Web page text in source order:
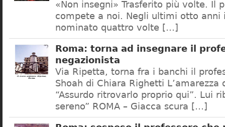
«Non insegni» Trasferito più volte. Il
compete a noi. Negli ultimi otto anni
nominato quattro volte […]
Roma: torna ad insegnare il
negazionista
Via Ripetta, torna fra i banchi il
Shoah di Chiara Righetti L’amarezza
“Assurdo ritrovarlo proprio qui”. Lui
sereno” ROMA – Giacca scura […]